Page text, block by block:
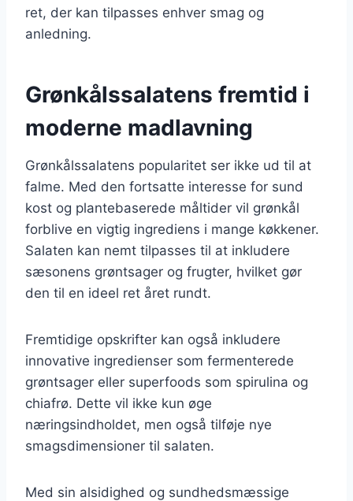
ret, der kan tilpasses enhver smag og
anledning.
Grønkålssalatens fremtid i
moderne madlavning
Grønkålssalatens popularitet ser ikke ud til at
falme. Med den fortsatte interesse for sund
kost og plantebaserede måltider vil grønkål
forblive en vigtig ingrediens i mange køkkener.
Salaten kan nemt tilpasses til at inkludere
sæsonens grøntsager og frugter, hvilket gør
den til en ideel ret året rundt.
Fremtidige opskrifter kan også inkludere
innovative ingredienser som fermenterede
grøntsager eller superfoods som spirulina og
chiafrø. Dette vil ikke kun øge
næringsindholdet, men også tilføje nye
smagsdimensioner til salaten.
Med sin alsidighed og sundhedsmæssige